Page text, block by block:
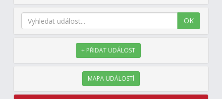
OK
+ PŘIDAT UDÁLOST
MAPA UDÁLOSTÍ